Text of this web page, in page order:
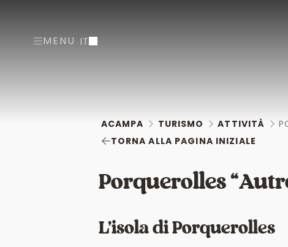
MENU IT
ACAMPA TURISMO ATTIVITÀ
TORNA ALLA PAGINA INIZIALE
Porquerolles
L’isola di Porquerolles